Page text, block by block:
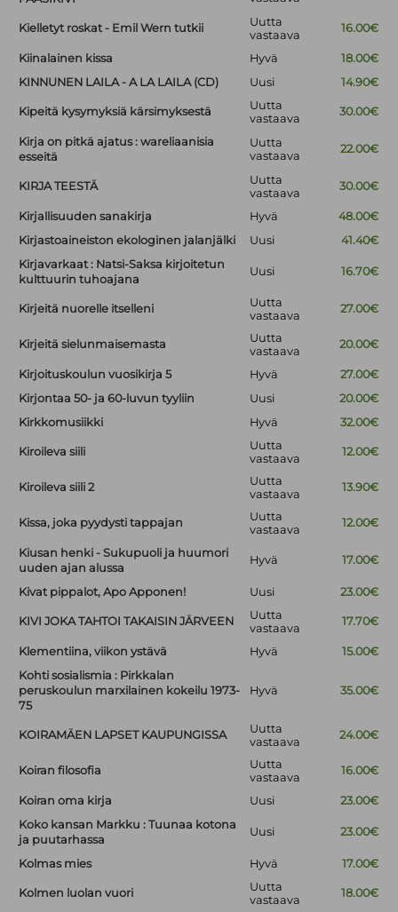
Kielletyt roskat - Emil Wern tutkii
Uutta
vastaava
16.00€
Kiinalainen kissa Hyvä
18.00€
KINNUNEN LAILA - A LA LAILA (CD)
Uusi 14.90€
Kipeitä kysymyksiä kärsimyksestä
Uutta
vastaava
30.00€
Kirja on pitkä ajatus : wareliaanisia
esseitä
Uutta
vastaava
22.00€
KIRJA TEESTÄ
Uutta
vastaava
30.00€
Kirjallisuuden sanakirja Hyvä
48.00€
Kirjastoaineiston ekologinen jalanjälki
Uusi
41.40€
Kirjavarkaat : Natsi-Saksa kirjoitetun
kulttuurin tuhoajana
Uusi 16.70€
Kirjeitä nuorelle itselleni
Uutta
vastaava
27.00€
Kirjeitä sielunmaisemasta
Uutta
vastaava
20.00€
Kirjoituskoulun vuosikirja 5 Hyvä
27.00€
Kirjontaa 50- ja 60-luvun tyyliin
Uusi
20.00€
Kirkkomusiikki
Hyvä 32.00€
Kiroileva siili
Uutta
vastaava
12.00€
Kiroileva siili 2
Uutta
vastaava
13.90€
Kissa, joka pyydysti tappajan
Uutta
vastaava
12.00€
Kiusan henki - Sukupuoli ja huumori
uuden ajan alussa
Hyvä 17.00€
Kivat pippalot, Apo Apponen! Uusi 23.00€
KIVI JOKA TAHTOI TAKAISIN JÄRVEEN
Uutta
vastaava
17.70€
Klementiina, viikon ystävä Hyvä
15.00€
Kohti sosialismia : Pirkkalan
peruskoulun marxilainen kokeilu 1973-
75
Hyvä 35.00€
KOIRAMÄEN LAPSET KAUPUNGISSA
Uutta
vastaava
24.00€
Koiran filosofia
Uutta
vastaava
16.00€
Koiran oma kirja Uusi
23.00€
Koko kansan Markku : Tuunaa kotona
ja puutarhassa
Uusi 23.00€
Kolmas mies Hyvä 17.00€
Kolmen luolan vuori
Uutta
vastaava
18.00€